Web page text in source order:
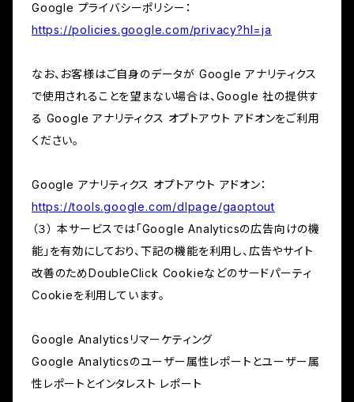
Google プライバシーポリシー：
https://policies.google.com/privacy?hl=ja
なお、お客様はご自身のデータが Google アナリティクス
で使用されることを望まない場合は、Google 社の提供す
る Google アナリティクス オプトアウト アドオンをご利用
ください。
Google アナリティクス オプトアウト アドオン：
https://tools.google.com/dlpage/gaoptout
（３） 本サービスでは「Google Analyticsの広告向けの機
能」を有効にしており、下記の機能を利用し、広告やサイト
改善のためDoubleClick Cookieなどのサードパーティ
Cookieを利用しています。
Google Analyticsリマーケティング
Google Analyticsのユーザー属性レポートとユーザー属
性レポートとインタレスト レポート